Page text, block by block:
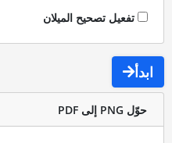
تفعيل تصحيح الميلان
ابدأ
حوّل PNG إلى PDF